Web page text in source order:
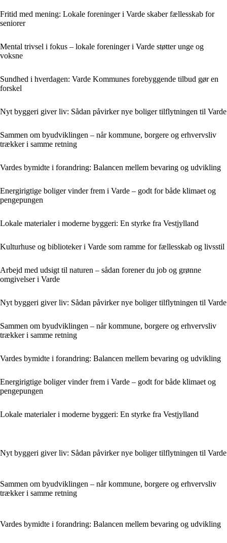
Fritid med mening: Lokale foreninger i Varde skaber fællesskab for
seniorer
Mental trivsel i fokus – lokale foreninger i Varde støtter unge og
voksne
Sundhed i hverdagen: Varde Kommunes forebyggende tilbud gør en
forskel
Nyt byggeri giver liv: Sådan påvirker nye boliger tilflytningen til Varde
Sammen om byudviklingen – når kommune, borgere og erhvervsliv
trækker i samme retning
Vardes bymidte i forandring: Balancen mellem bevaring og udvikling
Energirigtige boliger vinder frem i Varde – godt for både klimaet og
pengepungen
Lokale materialer i moderne byggeri: En styrke fra Vestjylland
Kulturhuse og biblioteker i Varde som ramme for fællesskab og livsstil
Arbejd med udsigt til naturen – sådan forener du job og grønne
omgivelser i Varde
Nyt byggeri giver liv: Sådan påvirker nye boliger tilflytningen til Varde
Sammen om byudviklingen – når kommune, borgere og erhvervsliv
trækker i samme retning
Vardes bymidte i forandring: Balancen mellem bevaring og udvikling
Energirigtige boliger vinder frem i Varde – godt for både klimaet og
pengepungen
Lokale materialer i moderne byggeri: En styrke fra Vestjylland
Nyt byggeri giver liv: Sådan påvirker nye boliger tilflytningen til Varde
Sammen om byudviklingen – når kommune, borgere og erhvervsliv
trækker i samme retning
Vardes bymidte i forandring: Balancen mellem bevaring og udvikling